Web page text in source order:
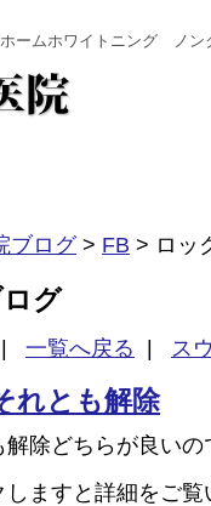
ームホワイトニング ノ
ブログ> FB > ロッ
グ
| 一覧へ戻る | ス
れとも解除
解除どちらが良い
しますと詳細をご